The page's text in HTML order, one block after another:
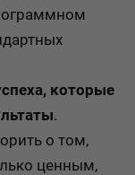
которые
.
о том,
ценным,